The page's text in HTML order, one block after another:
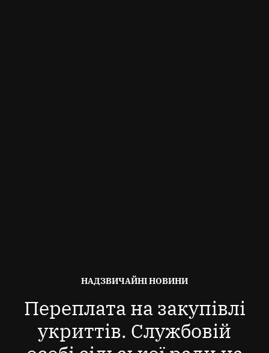
ОПУБЛІКОВАНО
НАДЗВИЧАЙНІ НОВИНИ
Переплата на закупівлі
укриттів. Службовій